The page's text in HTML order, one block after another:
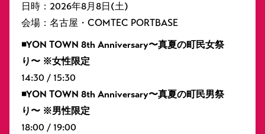
日時：2026年8月8日(土)
会場：名古屋・COMTEC PORTBASE
◾️YON TOWN 8th Anniversary〜真夏の町⺠⼥祭
り〜 ※⼥性限定
14:30 / 15:30
◾️YON TOWN 8th Anniversary〜真夏の町⺠男祭
り〜 ※男性限定
18:00 / 19:00